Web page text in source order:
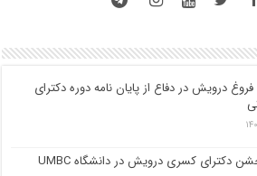
درویش در دفاع از پایان نامه دوره دکترای
۱۰
مراسم جشن دکترای کسری درویش در دانشگاه UMBC